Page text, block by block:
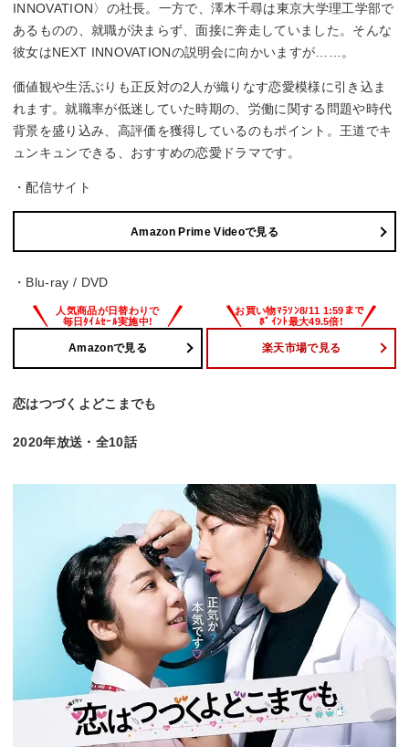
INNOVATION〉の社長。一方で、澤木千尋は東京大学理工学部で
あるものの、就職が決まらず、面接に奔走していました。そんな
彼女はNEXT INNOVATIONの説明会に向かいますが……。
価値観や生活ぶりも正反対の2人が織りなす恋愛模様に引き込ま
れます。就職率が低迷していた時期の、労働に関する問題や時代
背景を盛り込み、高評価を獲得しているのもポイント。王道でキ
ュンキュンできる、おすすめの恋愛ドラマです。
・配信サイト
Amazon Prime Videoで見る
・Blu-ray / DVD
Amazonで見る 楽天市場で見る
恋はつづくよどこまでも
2020年放送・全10話